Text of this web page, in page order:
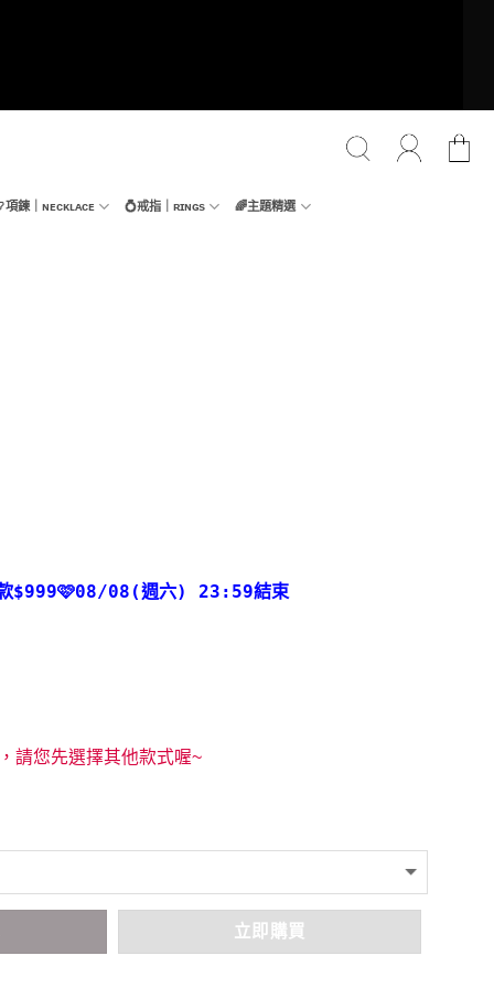
項鍊｜ɴᴇᴄᴋʟᴀᴄᴇ 💍戒指｜ʀɪɴɢs 🌈主題精選
$999🩷08/08(週六) 23:59結束
請您先選擇其他款式喔~
立即購買